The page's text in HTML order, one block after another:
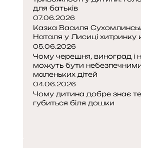
для батьків
07.06.2026
Казка Василя
Наталя у Лисиці хитринку
05.06.2026
Чому черешня, виноград і
можуть бути
маленьких дітей
04.06.2026
Чому дитина добре знає
губиться біля дошки